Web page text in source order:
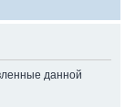
данной